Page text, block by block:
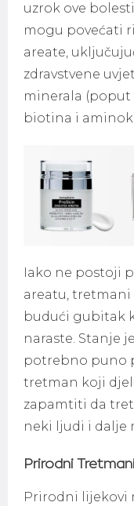
uzrok ove
mogu povećati
areate,
zdravstvene
minerala (poput
biotina i
Iako ne postoji
areatu,
budući gubitak
naraste. Stanje
potrebno puno
tretman koji
zapamtiti da
neki ljudi i dalje
Prirodni
Prirodni lijekovi